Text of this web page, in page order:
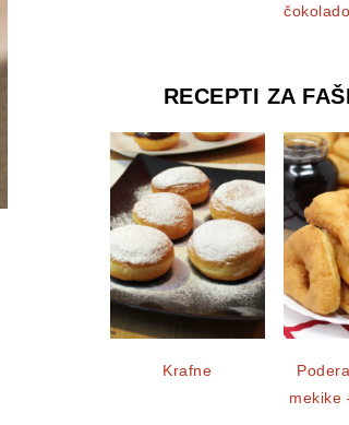
RECEPTI ZA
Krafne
mekike